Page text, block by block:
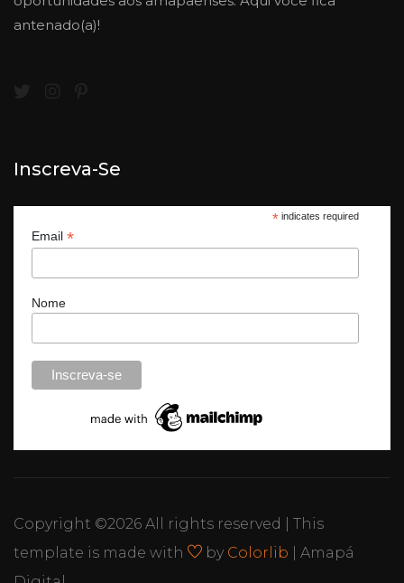
antenado(a)!
Inscreva-Se
*indicates required
Email *
Nome
Copyright ©2026 All rights reserved | This
template is made with
by Colorlib | Amapá